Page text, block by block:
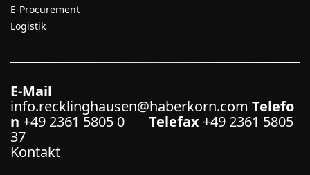
E-Procurement
Logistik
E-Mail
info.recklinghausen@haberkorn.com Telefo
n +49 2361 5805 0 Telefax +49 2361 5805
37
Kontakt